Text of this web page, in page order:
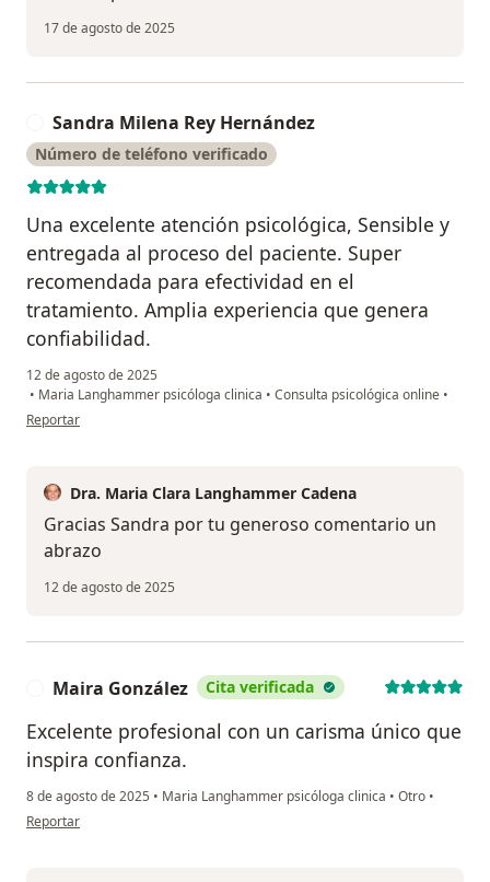
17 de agosto de 2025
Sandra Milena Rey Hernández
Número de teléfono verificado
Una excelente atención psicológica, Sensible y
entregada al proceso del paciente. Super
recomendada para efectividad en el
tratamiento. Amplia experiencia que genera
confiabilidad.
12 de agosto de 2025
• Maria Langhammer psicóloga clinica • Consulta psicológica online •
en opinión del usuario Sandra Milena Rey Hernández
Reportar
Dra. Maria Clara Langhammer Cadena
Gracias Sandra por tu generoso comentario un
abrazo
12 de agosto de 2025
Maira González Cita verificada
Excelente profesional con un carisma único que
inspira confianza.
8 de agosto de 2025 • Maria Langhammer psicóloga clinica • Otro •
en opinión del usuario Maira González
Reportar